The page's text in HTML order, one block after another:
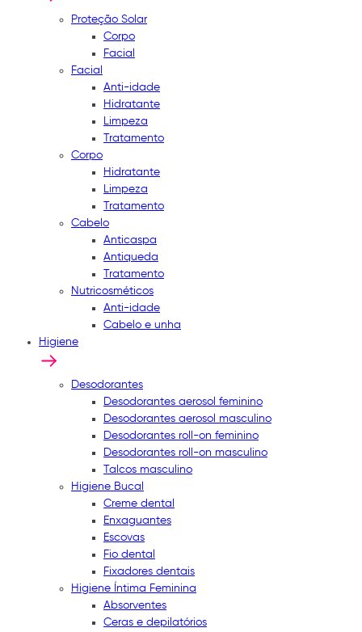
Proteção Solar
Corpo
Facial
Facial
Anti-idade
Hidratante
Limpeza
Tratamento
Corpo
Hidratante
Limpeza
Tratamento
Cabelo
Anticaspa
Antiqueda
Tratamento
Nutricosméticos
Anti-idade
Cabelo e unha
Higiene
Desodorantes
Desodorantes aerosol feminino
Desodorantes aerosol masculino
Desodorantes roll-on feminino
Desodorantes roll-on masculino
Talcos masculino
Higiene Bucal
Creme dental
Enxaguantes
Escovas
Fio dental
Fixadores dentais
Higiene Íntima Feminina
Absorventes
Ceras e depilatórios